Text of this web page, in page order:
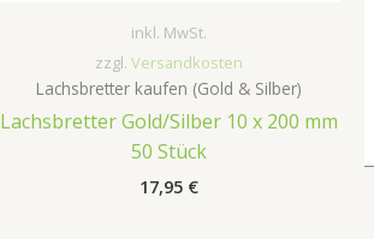
inkl. MwSt.
zzgl. Versandkosten
Lachsbretter kaufen (Gold & Silber)
Lachsbretter Gold/Silber 10 x 200 mm
50 Stück
17,95 €